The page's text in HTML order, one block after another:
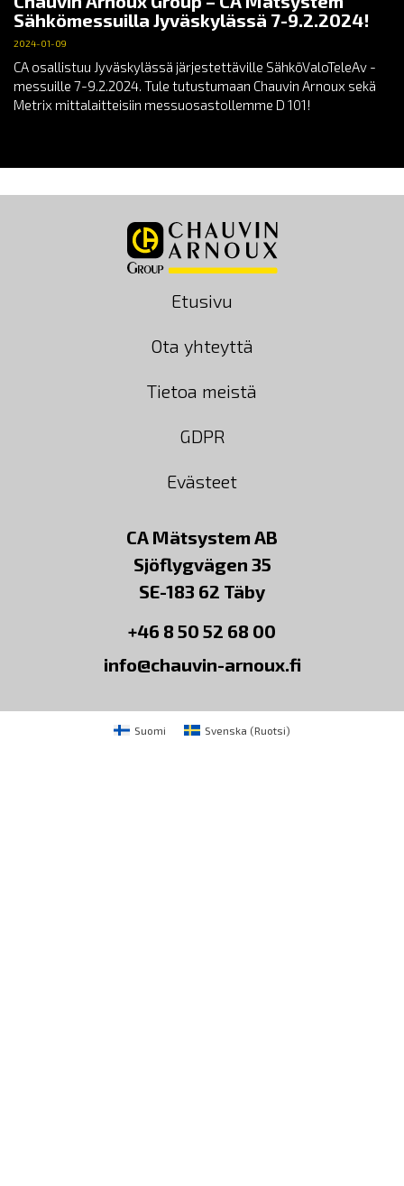
Sähkömessuilla Jyväskylässä 7-9.2.2024!
2024-01-09
CA osallistuu Jyväskylässä järjestettäville SähköValoTeleAv -
messuille 7-9.2.2024. Tule tutustumaan Chauvin Arnoux sekä
Metrix mittalaitteisiin messuosastollemme D 101!
Etusivu
Ota yhteyttä
Tietoa meistä
GDPR
Evästeet
CA Mätsystem AB
Sjöflygvägen 35
SE-183 62 Täby
+46 8 50 52 68 00
info@chauvin-arnoux.fi
Suomi Svenska (Ruotsi)